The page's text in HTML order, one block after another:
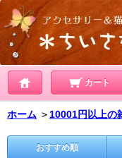
カート
ホーム ＞10001円以上の
おすすめ順